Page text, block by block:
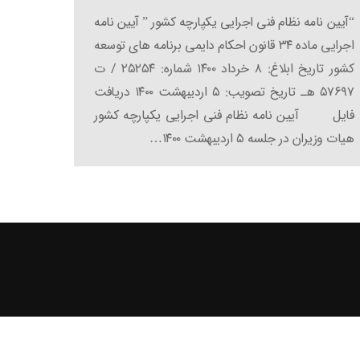
“آیین نامه نظام فنی اجرایی یکپارچه کشور ” آیین نامه
اجرایی ماده ۳۴ قانون احکام دایمی برنامه های توسعه
کشور تاریخ ابلاغ: ۸ خرداد ۱۴۰۰ شماره: ۲۵۲۵۴ / ت
۵۷۶۹۷ هـ تاریخ تصویب: ۵ اردیبهشت ۱۴۰۰ دریافت
فایل آیین نامه نظام فنی اجرایی یکپارچه کشور
هیات وزیران در جلسه ۵ اردیبهشت ۱۴۰۰…